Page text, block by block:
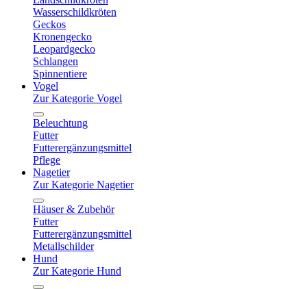
Wasserschildkröten
Geckos
Kronengecko
Leopardgecko
Schlangen
Spinnentiere
Vogel
Zur Kategorie Vogel
Beleuchtung
Futter
Futterergänzungsmittel
Pflege
Nagetier
Zur Kategorie Nagetier
Häuser & Zubehör
Futter
Futterergänzungsmittel
Metallschilder
Hund
Zur Kategorie Hund